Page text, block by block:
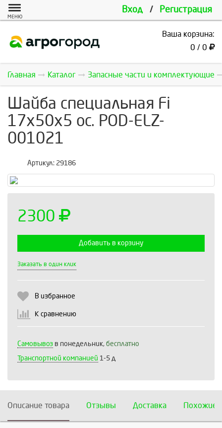
Вход / Регистрация
МЕНЮ
Ваша корзина:
0 / 0
Главная Каталог Запасные части и комплектующие
Шайба специальная Fi
17x50x5 oc. POD-ELZ-
001021
Артикул: 29186
2300
Добавить в корзину
Заказать в один клик
В избранное
К сравнению
Самовывоз в понедельник, бесплатно
Транспортной компанией 1-5 д
Описание товара Отзывы Доставка Похожие